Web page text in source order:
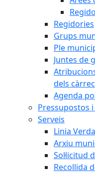
Regidories
Grups
Ple
Juntes de
dels
Agenda
Pressupostos
Serveis
Linia Verda
Arxiu
Sol·licitud
Recollida